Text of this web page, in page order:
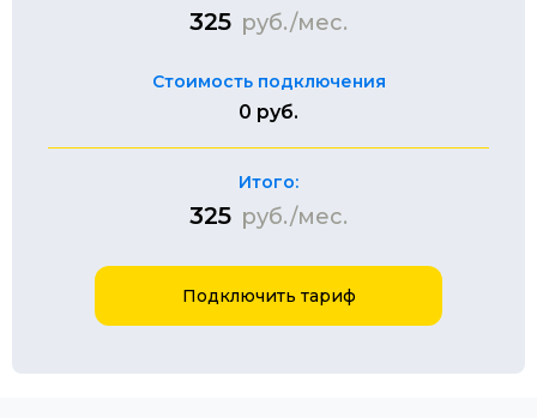
325 руб./мес.
Стоимость подключения
0 руб.
Итого:
325 руб./мес.
Подключить тариф